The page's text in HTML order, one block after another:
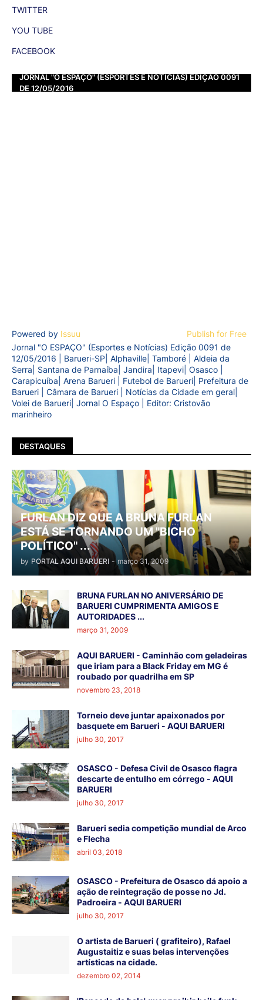
TWITTER
YOU TUBE
FACEBOOK
JORNAL "O ESPAÇO" (ESPORTES E NOTÍCIAS) EDIÇÃO 0091
DE 12/05/2016
Powered by Issuu
Publish for Free
Jornal "O ESPAÇO" (Esportes e Notícias) Edição 0091 de
12/05/2016 | Barueri-SP| Alphaville| Tamboré | Aldeia da
Serra| Santana de Parnaíba| Jandira| Itapevi| Osasco |
Carapicuíba| Arena Barueri | Futebol de Barueri| Prefeitura de
Barueri | Câmara de Barueri | Notícias da Cidade em geral|
Volei de Barueri| Jornal O Espaço | Editor: Cristovão
marinheiro
DESTAQUES
FURLAN DIZ QUE A BRUNA FURLAN
ESTÁ SE TORNANDO UM "BICHO
POLÍTICO" ...
by PORTAL AQUI BARUERI - março 31, 2009
BRUNA FURLAN NO ANIVERSÁRIO DE
BARUERI CUMPRIMENTA AMIGOS E
AUTORIDADES ...
março 31, 2009
AQUI BARUERI - Caminhão com geladeiras
que iriam para a Black Friday em MG é
roubado por quadrilha em SP
novembro 23, 2018
Torneio deve juntar apaixonados por
basquete em Barueri - AQUI BARUERI
julho 30, 2017
OSASCO - Defesa Civil de Osasco flagra
descarte de entulho em córrego - AQUI
BARUERI
julho 30, 2017
Barueri sedia competição mundial de Arco
e Flecha
abril 03, 2018
OSASCO - Prefeitura de Osasco dá apoio a
ação de reintegração de posse no Jd.
Padroeira - AQUI BARUERI
julho 30, 2017
O artista de Barueri ( grafiteiro), Rafael
Augustaitiz e suas belas intervenções
artísticas na cidade.
dezembro 02, 2014